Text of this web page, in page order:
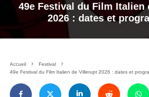
49e Festival du Film Italien
2026 : dates et
Accueil
Festival
49e Festival du Film Italien de Villerupt 2026 : dates et